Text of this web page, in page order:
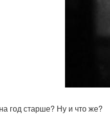
год старше? Ну и что же?